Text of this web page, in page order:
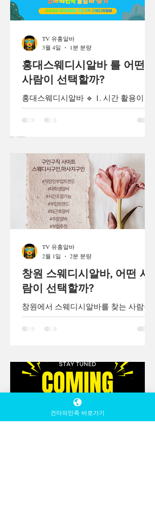
송이다듬기 포도송이의 모양을 예쁘게
만들고 품질을 높이기 위해 일부 알을
이 너무 촘촘하게 붙어 있으면 상품성이
떨어질 수 있어 적절히 솎아냅니다. 4.
봉지 씌우기 병해충 예방과 품질 향상을
위해 포도송이에 봉지를 씌웁니다. 5. 잡
초 제거 포도밭 주변의 잡초를 제거하고
재배 환경을 관리합니다. 6. 수확 작업
잘 익은 포도를 가위로 수확하여 상자에
담는 작업입니다. 7. 선별 및 포장 수확
한 포도를 크기와 품질에 따라 분류하고
홍대스웨디시알바 를 어떤
사람이 선택할까?
홍대스웨디시알바 🔹 1. 시간 활용이 중
요한 사람 홍대는 유동 인구가 많고 예
약 수요가 비교적 높은 지역 특성상, 짧
업이 필요한 직장인 수업, 공모전, 시험
등 일정이 불규칙한 대학생 낮 시간에는
다른 일(공부, 개인 프로젝트)을 하고 싶
은 사람 이런 분들은 스케줄 유연성 때
문에 관심을 갖는 경우가 많습니다. 홍
대스웨디시알바 홍대스웨디시알바 🔹
2. 단기 자금 마련이 필요한 사람 생활비
목적이 명확한 사람 들이 선택하기도 합
니다. 특히 방학 기간이나 특정 이벤트
를 앞두고 있는 경우 그런 경향이 강해
집니다. 홍대스웨디시알바 🔹 3. 고객 서
비스·테라피 경험을 쌓고 싶은 사람 단
순히 돈을 버는 것뿐 아니라 서비스 스
킬(마사지 테크닉, 커뮤니케이션) 을 배
우고 싶어 선택하는 경우도 있습니다.
TV 유흥알바
3월 4일
1분 분량
창원 스웨디시알바, 어떤 사
람이 선택할까?
창원에서 스웨디시알바를 찾는 사람들
은 단순히 “돈이 된다”는 이유보다, 지역
특성과 자신의 생활 패턴에 맞는 선택
기 속에서, 어떤 사람들이 이 알바를 선
택하는지 유형별로 살펴보면 흐름이 분
명해집니다. 창원 스웨디시알바 1. 안정
적인 투잡을 원하는 직장인 여성 창원은
제조업·사무직 종사자가 많은 도시 특성
상, 퇴근 후 투잡 을 고민하는 직장인 여
TV 유흥알바
2월 1일
2분 분량
건마의민족 바로가기